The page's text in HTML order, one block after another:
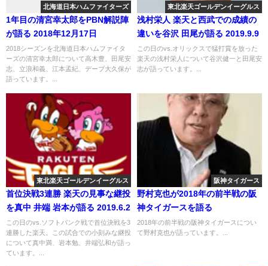
北海道日本ハムファイターズ
1年目の清宮幸太郎をPBN解説陣
が語る 2018年12月17日
2018シーズンを北海道日本ハムファイタ
ーズの清宮幸太郎について高木豊、田尾安
志、立浪和義、江本孟紀、デーブ大久保が
語っています。...
東北楽天ゴールデンイーグルス
浅村栄人 楽天と西武での成績の
違いを谷沢 田尾が語る 2019.9.9
この日のvs.オリックスで猛打賞を放った
楽天の浅村栄人について谷沢健一と田尾安
志が語っています。...
東北楽天ゴールデンイーグルス
首位決戦3連勝 楽天の見事な継投
を真中 井端 岩本が語る 2019.6.2
この日のvs.ソフトバンク戦で首位決戦を3
連勝した楽天。この試合での小刻みな継投
について真中満、岩本勉、井端弘和が語っ
ています。...
阪神タイガース
野村克也が2018年の前半戦の阪
神タイガースを語る
2018年の前半戦の阪神タイガースについ
て野村克也が語っています。...